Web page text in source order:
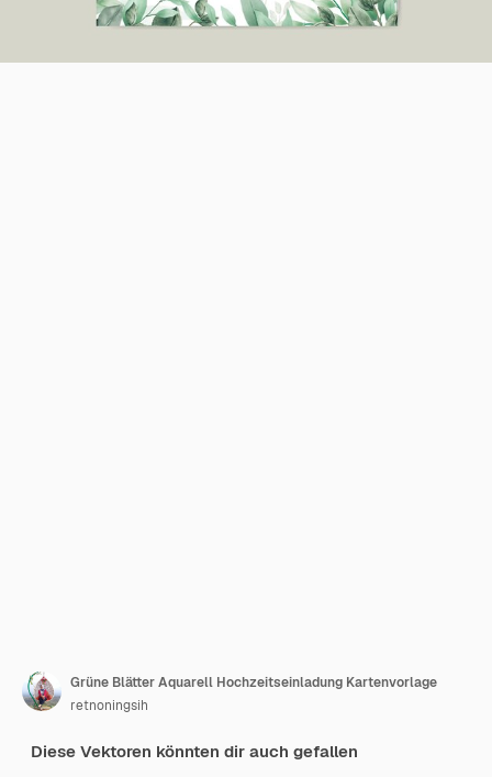
Grüne Blätter Aquarell Hochzeitseinladung Kartenvorlage
retnoningsih
Diese Vektoren könnten dir auch gefallen